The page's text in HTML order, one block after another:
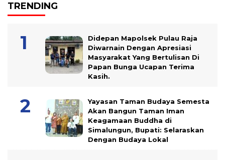
TRENDING
Didepan Mapolsek Pulau Raja
Diwarnain Dengan Apresiasi
Masyarakat Yang Bertulisan Di
Papan Bunga Ucapan Terima
Kasih.
Yayasan Taman Budaya Semesta
Akan Bangun Taman Iman
Keagamaan Buddha di
Simalungun, Bupati: Selaraskan
Dengan Budaya Lokal